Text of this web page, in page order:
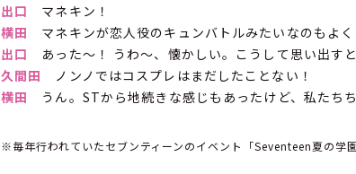
出口
マネキン！
横田
マネキンが恋人役のキュンバトルみたいなのもよく
出口
あった〜！ うわ〜、懐かしい。こうして思い出す
久間田
ノンノではコスプレはまだしたことない！
横田
うん。STから地続きな感じもあったけど、私たち
※毎年行われていたセブンティーンのイベント「Seventeen夏の学園